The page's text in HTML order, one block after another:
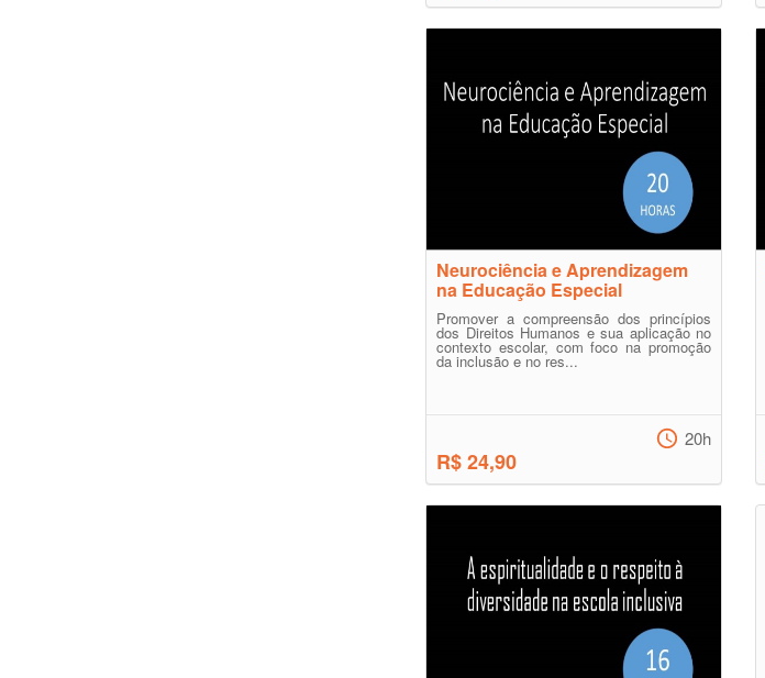
Neurociência e Aprendizagem
na Educação Especial
Promover a compreensão dos princípios
dos Direitos Humanos e sua aplicação no
contexto escolar, com foco na promoção
da inclusão e no res...
R$ 24,90
20h